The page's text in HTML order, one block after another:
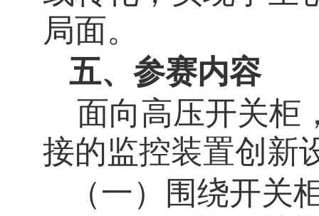
局面。
五、参赛内容
面向高压开关柜
接的监控装置创新
（一）围绕开关